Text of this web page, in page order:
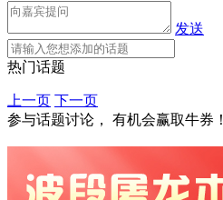
发送
热门话题
上一页 下一页
参与话题讨论， 有机会赢取牛券！